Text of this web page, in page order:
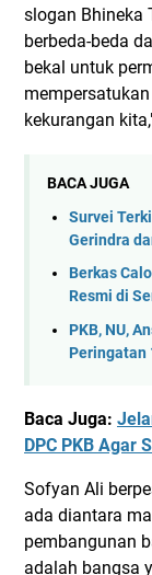
slogan Bhineka
berbeda-beda
bekal untuk
kekurangan
BACA JUGA
Survei
Gerindra
Berkas
Resmi di
PKB, NU,
Peringatan
Baca Juga:
DPC PKB Agar
Sofyan Ali
ada diantara
pembangunan
adalah bangsa